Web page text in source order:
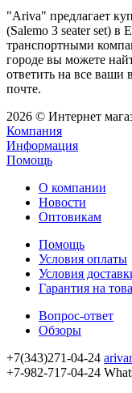
"Ariva" предлагает
(Salemo 3 seater set) в
транспортными
городе вы можете
ответить на все ваши
почте.
2026 © Интернет
Компания
Информация
Помощь
О компании
Новости
Оптовикам
Помощь
Условия оплаты
Условия
Гарантия на
Вопрос-ответ
Обзоры
+7(343)271-04-24
+7-982-717-04-24